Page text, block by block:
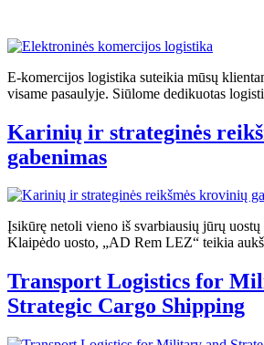
E-komercijos logistika suteikia mūsų
visame pasaulyje. Siūlome dedikuotas
Karinių ir strateginės
gabenimas
Įsikūrę netoli vieno iš svarbiausių jūrų
Klaipėdo uosto, „AD Rem LEZ“ teikia
Transport Logistics for
Strategic Cargo Shipping